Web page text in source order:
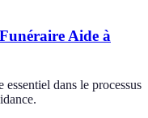
Aide à
dans le processus